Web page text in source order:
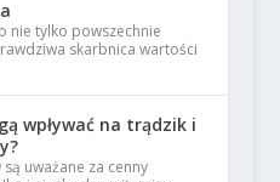
nie tylko powszechnie
skarbnica wartości
wpływać na trądzik i
uważane za cenny